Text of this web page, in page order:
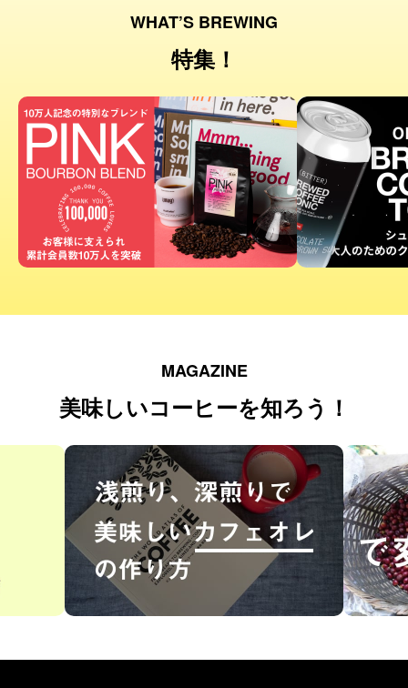
WHAT’S BREWING
特集！
MAGAZINE
美味しいコーヒーを知ろう！